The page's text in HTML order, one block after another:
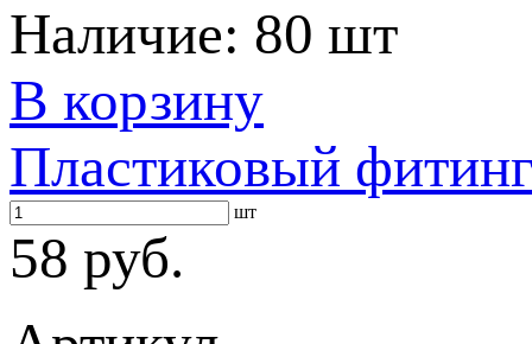
Наличие: 80 шт
В корзину
Пластиковый
шт
58 руб.